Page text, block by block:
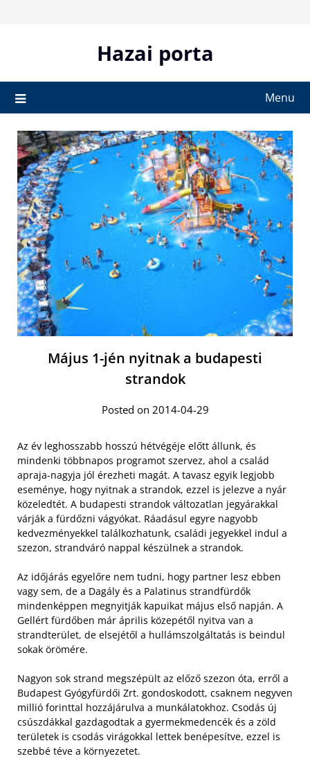
Hazai porta
Menu
Május 1-jén nyitnak a budapesti
strandok
Posted on 2014-04-29
Az év leghosszabb hosszú hétvégéje előtt állunk, és
mindenki többnapos programot szervez, ahol a család
apraja-nagyja jól érezheti magát. A tavasz egyik legjobb
eseménye, hogy nyitnak a strandok, ezzel is jelezve a nyár
közeledtét. A budapesti strandok változatlan jegyárakkal
várják a fürdőzni vágyókat. Ráadásul egyre nagyobb
kedvezményekkel találkozhatunk, családi jegyekkel indul a
szezon, strandváró nappal készülnek a strandok.
Az időjárás egyelőre nem tudni, hogy partner lesz ebben
vagy sem, de a Dagály és a Palatinus strandfürdők
mindenképpen megnyitják kapuikat május első napján. A
Gellért fürdőben már április közepétől nyitva van a
strandterület, de elsejétől a hullámszolgáltatás is beindul
sokak örömére.
Nagyon sok strand megszépült az előző szezon óta, erről a
Budapest Gyógyfürdői Zrt. gondoskodott, csaknem negyven
millió forinttal hozzájárulva a munkálatokhoz. Csodás új
csúszdákkal gazdagodtak a gyermekmedencék és a zöld
területek is csodás virágokkal lettek benépesítve, ezzel is
szebbé téve a környezetet.